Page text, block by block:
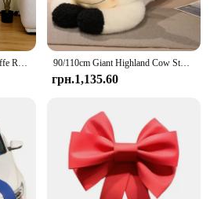
90/110cm Giant Highland Cow Stuffed Animal Large Colorful Cow Plush Toy Body Pillow Jumbo Soft Fluffy Huge Size Gifts for Kids
грн.1,135.60